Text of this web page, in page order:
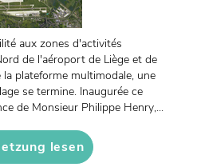
aux zones d'activités
de l'aéroport de Liège et de
plateforme multimodale, une
se termine. Inaugurée ce
de Monsieur Philippe Henry,...
lesen